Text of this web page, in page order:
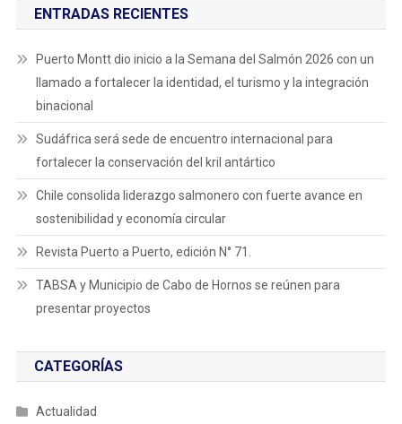
ENTRADAS RECIENTES
Puerto Montt dio inicio a la Semana del Salmón 2026 con un
llamado a fortalecer la identidad, el turismo y la integración
binacional
Sudáfrica será sede de encuentro internacional para
fortalecer la conservación del kril antártico
Chile consolida liderazgo salmonero con fuerte avance en
sostenibilidad y economía circular
Revista Puerto a Puerto, edición N° 71.
TABSA y Municipio de Cabo de Hornos se reúnen para
presentar proyectos
CATEGORÍAS
Actualidad